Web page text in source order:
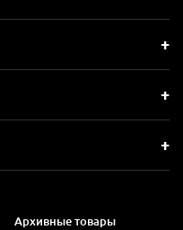
Архивные товары